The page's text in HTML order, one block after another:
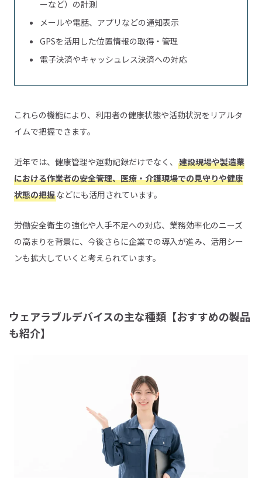
ーなど）の計測
メールや電話、アプリなどの通知表示
GPSを活用した位置情報の取得・管理
電子決済やキャッシュレス決済への対応
これらの機能により、利用者の健康状態や活動状況をリアルタ
イムで把握できます。
近年では、健康管理や運動記録だけでなく、 建設現場や製造業
における作業者の安全管理、医療・介護現場での見守りや健康
状態の把握などにも活用されています。
労働安全衛生の強化や人手不足への対応、業務効率化のニーズ
の高まりを背景に、今後さらに企業での導入が進み、活用シー
ンも拡大していくと考えられています。
ウェアラブルデバイスの主な種類【おすすめの製品
も紹介】